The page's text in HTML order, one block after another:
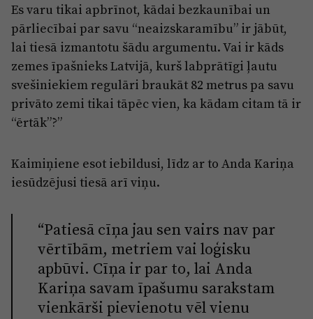
Es varu tikai apbrīnot, kādai bezkaunībai un
pārliecībai par savu “neaizskaramību” ir jābūt,
lai tiesā izmantotu šādu argumentu. Vai ir kāds
zemes īpašnieks Latvijā, kurš labprātīgi ļautu
svešiniekiem regulāri braukāt 82 metrus pa savu
privāto zemi tikai tāpēc vien, ka kādam citam tā ir
“ērtāk”?”
Kaimiņiene esot iebildusi, līdz ar to Anda Kariņa
iesūdzējusi tiesā arī viņu.
“Patiesā cīņa jau sen vairs nav par
vērtībām, metriem vai loģisku
apbūvi. Cīņa ir par to, lai Anda
Kariņa savam īpašumu sarakstam
vienkārši pievienotu vēl vienu